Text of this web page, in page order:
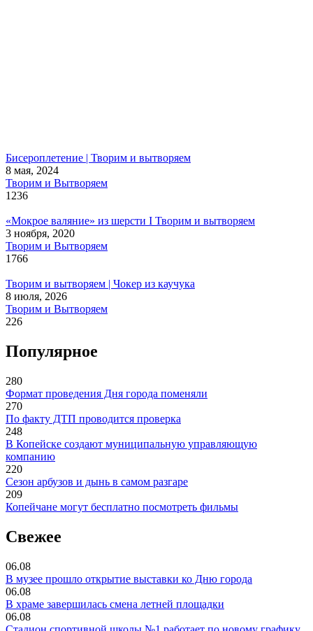
Бисероплетение | Творим и вытворяем
8 мая, 2024
Творим и Вытворяем
1236
«Мокрое валяние» из шерсти I Творим и вытворяем
3 ноября, 2020
Творим и Вытворяем
1766
Творим и вытворяем | Чокер из каучука
8 июля, 2026
Творим и Вытворяем
226
Популярное
280
Формат проведения Дня города поменяли
270
По факту ДТП проводится проверка
248
В Копейске создают муниципальную управляющую
компанию
220
Сезон арбузов и дынь в самом разгаре
209
Копейчане могут бесплатно посмотреть фильмы
Свежее
06.08
В музее прошло открытие выставки ко Дню города
06.08
В храме завершилась смена летней площадки
06.08